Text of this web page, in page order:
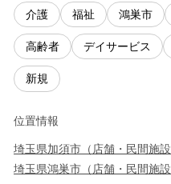
介護 福祉 鴻巣市
高齢者 デイサービス
新規
位置情報
埼玉県加須市 （ 店舗・民間施設
埼玉県鴻巣市 （ 店舗・民間施設